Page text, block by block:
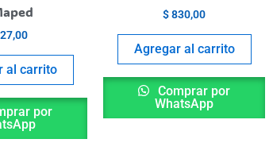
al carrito
por
$830,00
Agregar al carrito
Comprar por
WhatsApp